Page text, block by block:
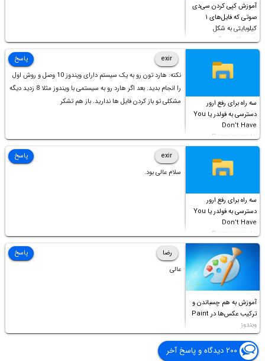
آموزش کپی کردن سی‌دی
صوتی که فایل‌های ۱
کیلوبایتی به شکل
شورت‌کات در آن موجود
است!
سه راه برای رفع ارور
دسترسی به فولدر یا You
Don’t Have
Permission to
Access this folder
exir
نکته: هارد تون رو به یک سیستم دارای ویندوز 10 وصل و روش اول
را انجام بدید. بعد اگر هارد رو به سیستمی با ویندوز مثلا 8 زدید دیگه
مشکلی تو باز کردن فایل ها ندارید. باز هم تشکر
پاسخ
سه راه برای رفع ارور
دسترسی به فولدر یا You
Don’t Have
Permission to
Access this folder
exir
سلام عالی بود.
پاسخ
آموزش به هم چسباندن و
ترکیب عکس‌ها در Paint
ویندوز
رضا
عالی
پاسخ
۲۰۰ دیدگاه و پاسخ آخر